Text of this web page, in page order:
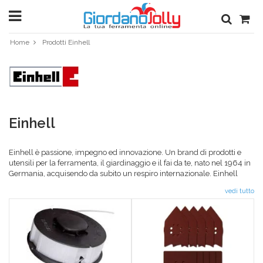
Home Prodotti Einhell
Einhell
Einhell è passione, impegno ed innovazione. Un brand di prodotti e
utensili per la ferramenta, il giardinaggio e il fai da te, nato nel 1964 in
Germania, acquisendo da subito un respiro internazionale. Einhell
crescita. I prodotti Einhell si distinguono per durata, resistenza e
praticità. Sono i perfetti compagni di avventura per tutti i tuoi lavori
manuali dentro e fuori casa. Giordano Jolly è tra i rivenditori Einhell e il
catalogo proposto nel suo shop è tra i più vasti, offrendo ai suoi clienti
le migliori offerte Einhell presenti. Gli attrezzi Einhell che troverai qui,
infatti, sapranno rispondere a tutte le tue esigenze, adattandosi alle tue
idee con tutta la versatilità che li contraddistingue.
vedi tutto